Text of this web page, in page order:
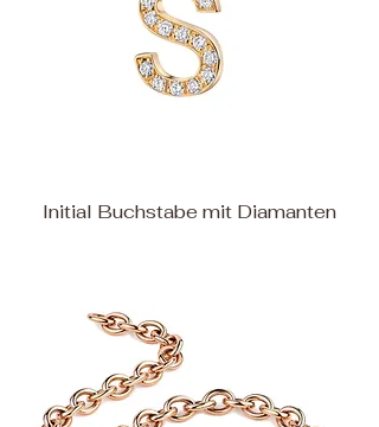
Initial Buchstabe mit Diamanten